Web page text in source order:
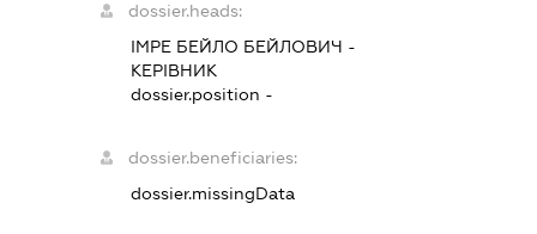
dossier.heads:
ІМРЕ БЕЙЛО БЕЙЛОВИЧ -
КЕРІВНИК
dossier.position -
dossier.beneficiaries:
dossier.missingData